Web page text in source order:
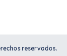
reservados.